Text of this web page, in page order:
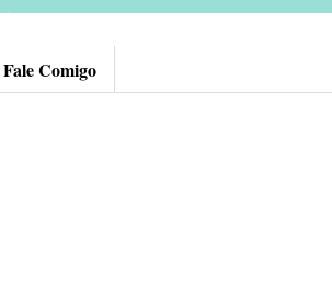
Fale Comigo